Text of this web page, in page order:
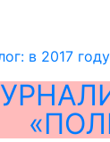
в 2017